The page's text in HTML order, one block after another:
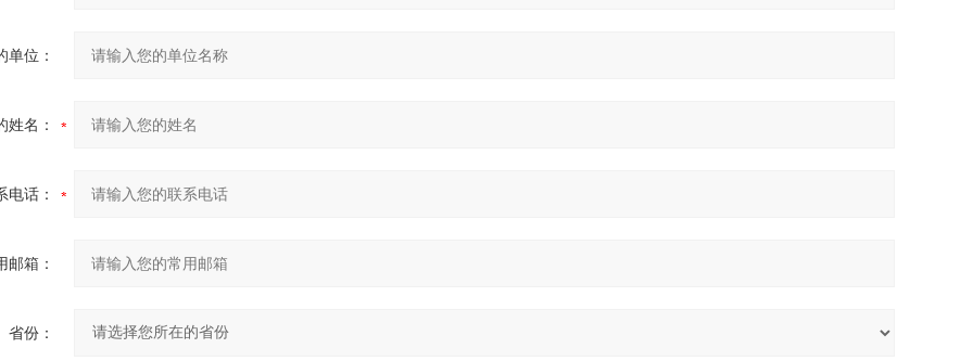
单位：
姓名：
电话：
邮箱：
省份：